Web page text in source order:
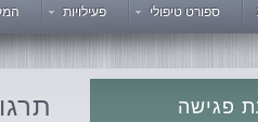
ספורט טיפולי פעילויות
פגישה